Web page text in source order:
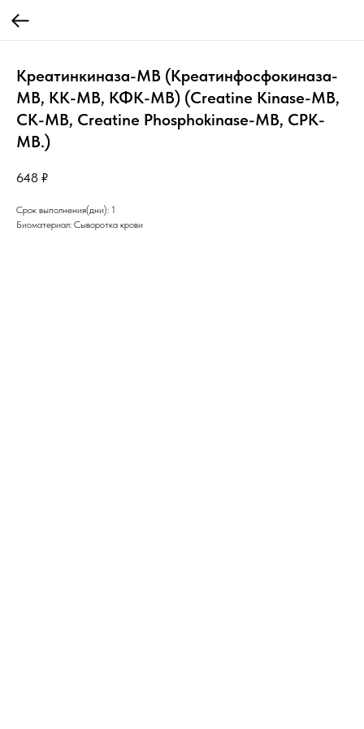
Креатинкиназа-МВ (Креатинфосфокиназа-
МВ, КК-МВ, КФК-МВ) (Creatine Kinase-MB,
CK-MB, Creatine Phosphokinase-MB, CPK-
MB.)
648 ₽
Срок выполнения(дни): 1
Биоматериал: Сыворотка крови